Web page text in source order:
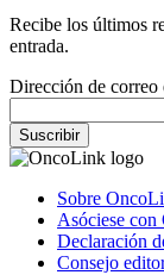
Recibe los últimos
entrada.
Dirección de correo
Suscribir
Sobre
Asóciese
Declaración
Consejo